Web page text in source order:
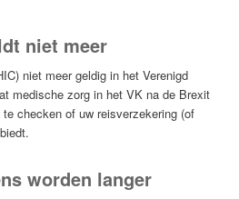
niet meer
niet meer geldig in het Verenigd
medische zorg in het VK na de Brexit
checken of uw reisverzekering (of
worden langer